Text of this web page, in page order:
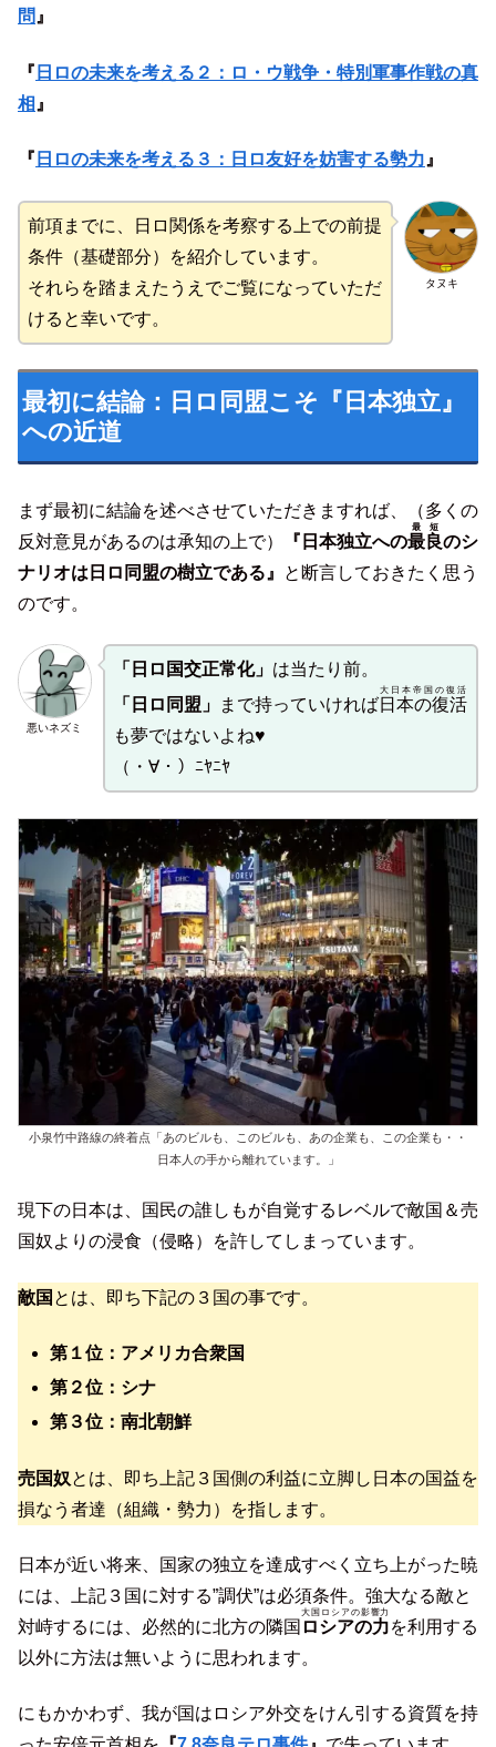
問 』
『 日ロの未来を考える２：ロ・ウ戦争・特別軍事作戦の真
相 』
『 日ロの未来を考える３：日ロ友好を妨害する勢力 』
タヌキ
前項までに、日ロ関係を考察する上での前提
条件（基礎部分）を紹介しています。
それらを踏まえたうえでご覧になっていただ
けると幸いです。
最初に結論：日ロ同盟こそ『日本独立』
への近道
まず最初に結論を述べさせていただきますれば、（多くの
反対意見があるのは承知の上で）
『日本独立への最良
最短
のシ
ナリオは日ロ同盟の樹立である』
と断言しておきたく思う
のです。
悪いネズミ
「日ロ国交正常化」 は当たり前。
「日ロ同盟」
まで持っていければ日本の復活
大日本帝国の復活
も夢ではないよね♥
（・∀・）ﾆﾔﾆﾔ
小泉竹中路線の終着点「あのビルも、このビルも、あの企業も、この企業も・・
日本人の手から離れています。」
現下の日本は、国民の誰しもが自覚するレベルで敵国＆売
国奴よりの浸食（侵略）を許してしまっています。
敵国 とは、即ち下記の３国の事です。
第１位：アメリカ合衆国
第２位：シナ
第３位：南北朝鮮
売国奴とは、即ち上記３国側の利益に立脚し日本の国益を
損なう者達（組織・勢力）を指します。
日本が近い将来、国家の独立を達成すべく立ち上がった暁
には、上記３国に対する”調伏”は必須条件。強大なる敵と
対峙するには、必然的に北方の隣国 ロシアの力
大国ロシアの影響力
を利用する
以外に方法は無いように思われます。
にもかかわず、我が国はロシア外交をけん引する資質を持